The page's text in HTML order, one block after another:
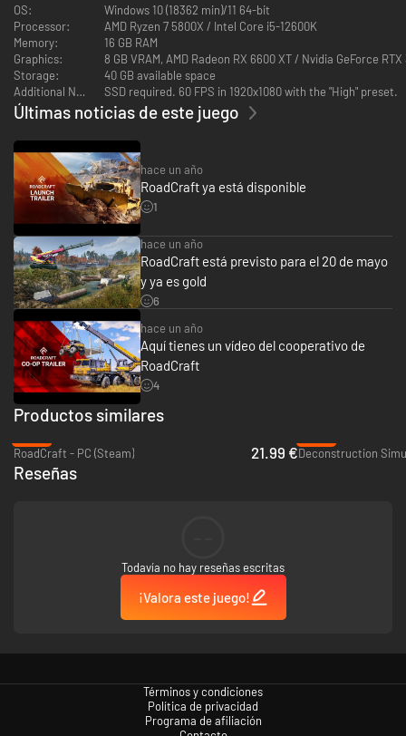
construyas.
• Cinco vehículos nuevos, entre ellos la Vostok MU-97 "Ant" y la Tayga
6455B, dos lanzapuentes capaces de desplegar sus estructuras de cruce
sobre el terreno, perfectas para sortear zonas accidentadas y rutas
inundadas.
• Nuevos tipos de misión: Enfréntate a las consecuencias de la
negligencia y el deterioro medioambiental. Limpia vertidos químicos,
recupera maquinaria imprescindible, construye puentes y gestiona la
logística en paisajes dinámicos y peligrosos.
OS:
Windows 10 (18362 min)/11 64-bit
Processor:
AMD Ryzen 7 5800X / Intel Core i5-12600K
Memory:
16 GB RAM
Graphics:
8 GB VRAM, AMD Radeon RX 6600 XT / Nvidia GeForce
Storage:
40 GB available space
Additional Notes:
SSD required. 60 FPS in 1920x1080 with the "High" preset.
Últimas noticias de este juego
hace un año
RoadCraft ya está disponible
1
hace un año
RoadCraft está previsto para el 20 de mayo
y ya es gold
6
hace un año
Aquí tienes un vídeo del cooperativo de
RoadCraft
4
Productos similares
RoadCraft - PC (Steam)
21.99 €Deconstruction
Reseñas
Todavía no hay reseñas escritas
¡Valora este juego!
Términos y condiciones
Política de privacidad
Programa de afiliación